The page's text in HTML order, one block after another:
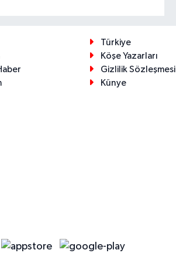
Türkiye
Köşe Yazarları
Gizlilik Sözleşmesi
Künye